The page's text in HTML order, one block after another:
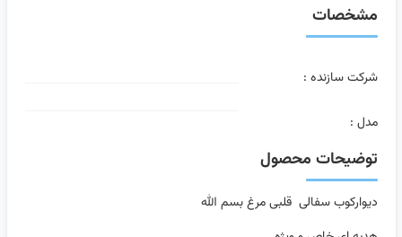
مشخصات
شرکت سازنده :
مدل :
توضیحات محصول
دیوارکوب سفالی قلبی مرغ بسم الله